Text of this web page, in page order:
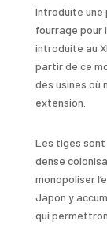
Introduite une
fourrage pour
introduite au
partir de ce
des usines où
extension.
Les tiges sont
dense
monopoliser
Japon y
qui